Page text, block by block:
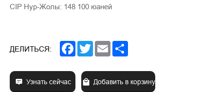
CIP Нур-Жолы: 148 100 юаней
ДЕЛИТЬСЯ: Facebook
TwitterEmail
Узнать сейчас Добавить в корзину